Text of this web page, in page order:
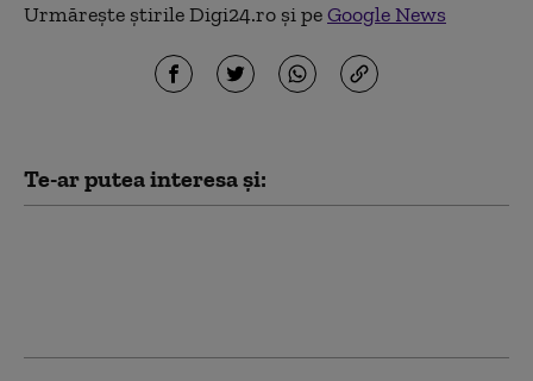
Urmărește știrile Digi24.ro și peGoogle News
Te-ar putea interesa și: